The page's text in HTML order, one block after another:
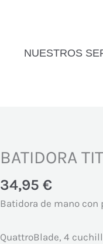
NUESTROS
BATIDORA
34,95 €
Batidora de mano con
QuattroBlade, 4
BATIDORA
FAMILY
CARE
cantidad